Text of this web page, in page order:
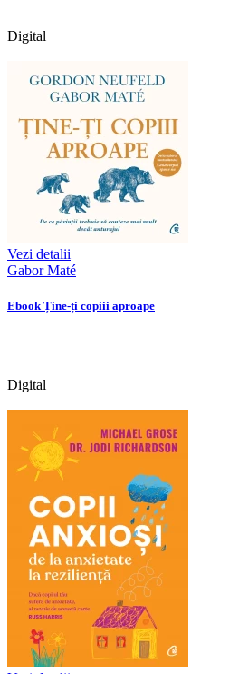
Digital
Vezi detalii
Gabor Maté
Ebook Ține-ți copiii aproape
Digital